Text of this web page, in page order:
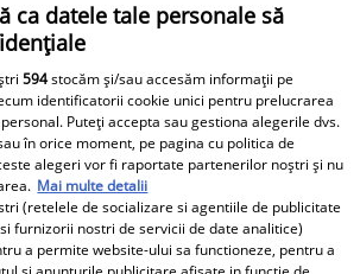
Cântăreţ celebru, la un pas să fie
strivit de copac, în maşină.
"Uitaţi cum era să mor"
ca datele tale personale să
594stocăm și/sau accesăm informații pe
identificatorii cookie unici pentru prelucrarea
Puteți accepta sau gestiona alegerile dvs.
în orice moment, pe pagina cu politica de
alegeri vor fi raportate partenerilor noștri și nu
Mai multe detalii
(retelele de socializare si agentiile de publicitate
furnizorii nostri de servicii de date analitice)
a permite website-ului sa functioneze, pentru a